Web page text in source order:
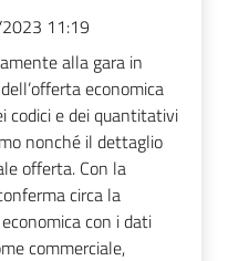
11:19
alla gara in
economica
codici e dei quantitativi
nonché il dettaglio
offerta. Con la
circa la
con i dati
commerciale,